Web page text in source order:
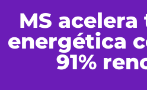
MS
energética
91%